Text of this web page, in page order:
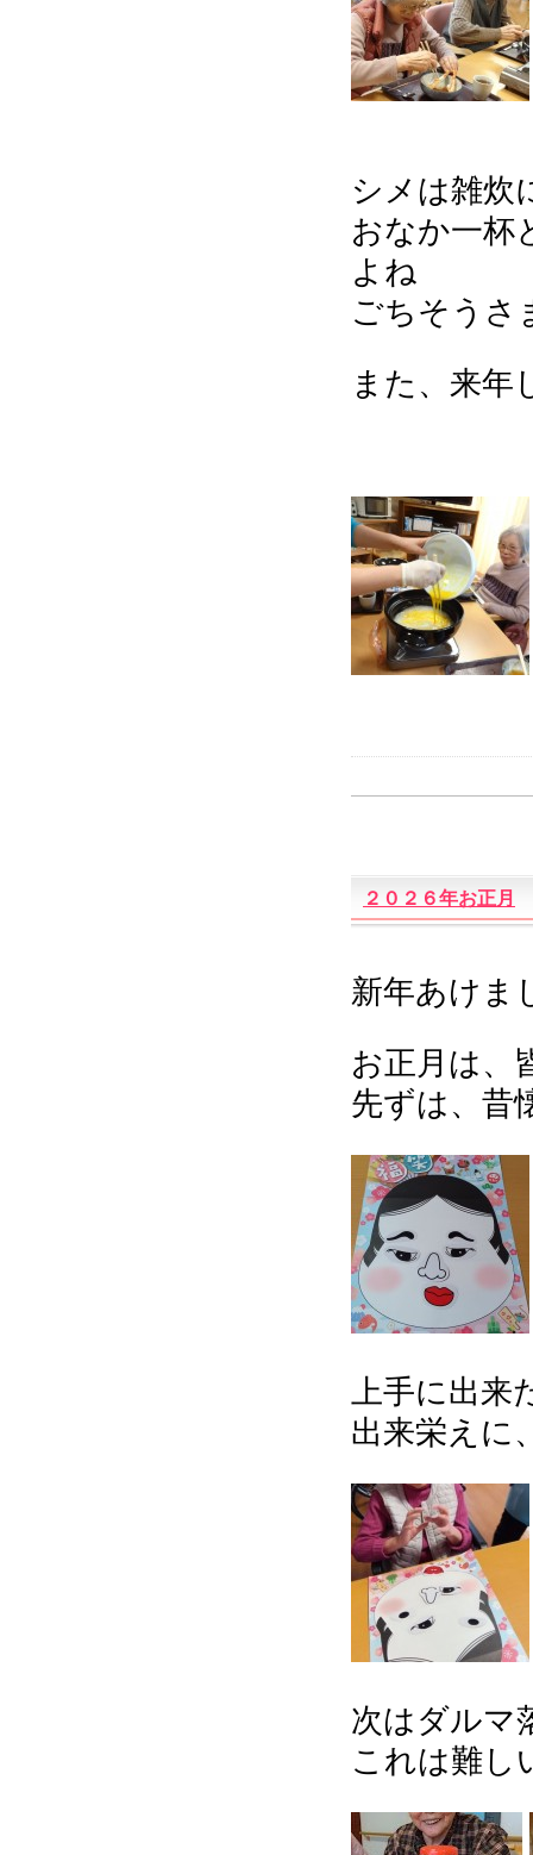
シメは雑炊
おなか一杯
よね
ごちそう
また、来年
２０２６年お正月
新年あけま
お正月は、
先ずは、昔
上手に出来
出来栄えに
次はダルマ
これは難し